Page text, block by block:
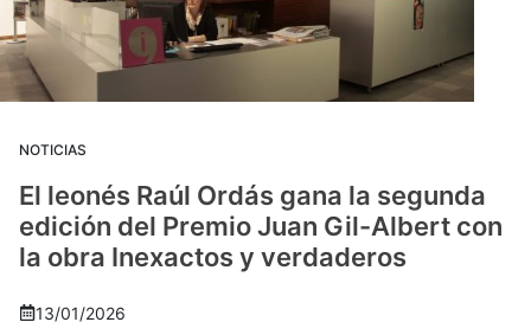
NOTICIAS
El leonés Raúl Ordás gana la segunda
edición del Premio Juan Gil-Albert con
la obra Inexactos y verdaderos
13/01/2026